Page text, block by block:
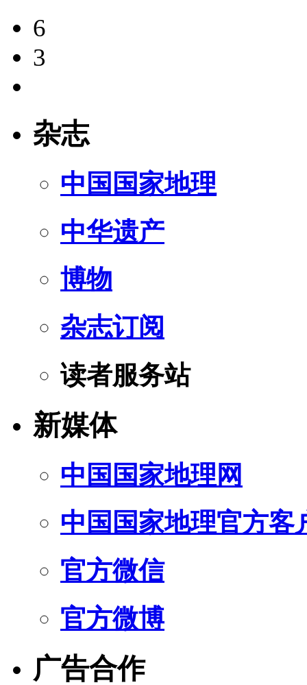
6
3
杂志
中国国家地理
中华遗产
博物
杂志订阅
读者服务站
新媒体
中国国家地理网
中国国家地理官方客
官方微信
官方微博
广告合作